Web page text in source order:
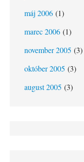
máj 2006 (1)
marec 2006 (1)
november 2005 (3)
október 2005 (3)
august 2005 (3)